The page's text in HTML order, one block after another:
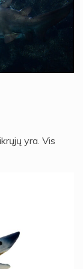
yra. Vis